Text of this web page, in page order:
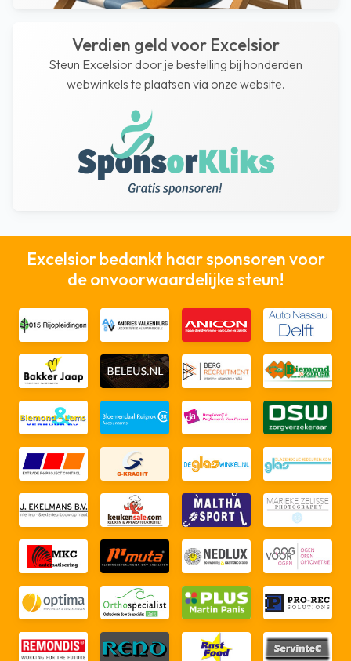
Verdien geld voor Excelsior
Steun Excelsior door je bestelling bij honderden
webwinkels te plaatsen via onze website.
Excelsior bedankt haar sponsoren voor
de onvoorwaardelijke steun!